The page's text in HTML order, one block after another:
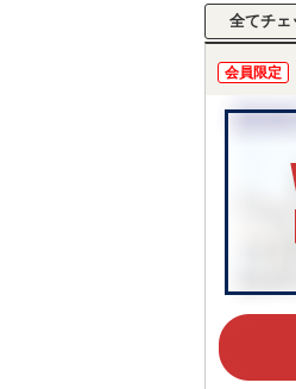
会員限定